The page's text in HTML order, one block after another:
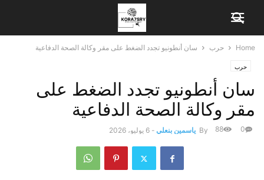
Home حرب سان أنطونيو تجدد الضغط على مقر وكالة الصحة الدفاعية
حرب
سان أنطونيو تجدد الضغط على
مقر وكالة الصحة الدفاعية
By ياسمين بنعلي - 6 يوليو، 2026 0
88